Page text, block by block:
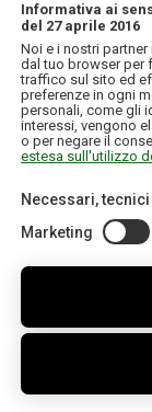
INFORMAZIONI
IL MIO
Copyright © 2026
Credits
Informativa ai
del 27 aprile 2016
Noi e i nostri
dal tuo browser per
traffico sul sito ed
preferenze in ogni
personali, come gli
interessi, vengono
o per negare il
estesa sull'utilizzo
Necessari,
Marketing